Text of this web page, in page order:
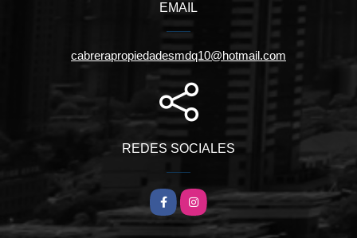
EMAIL
cabrerapropiedadesmdq10@hotmail.com
REDES SOCIALES
FacebookInstagram